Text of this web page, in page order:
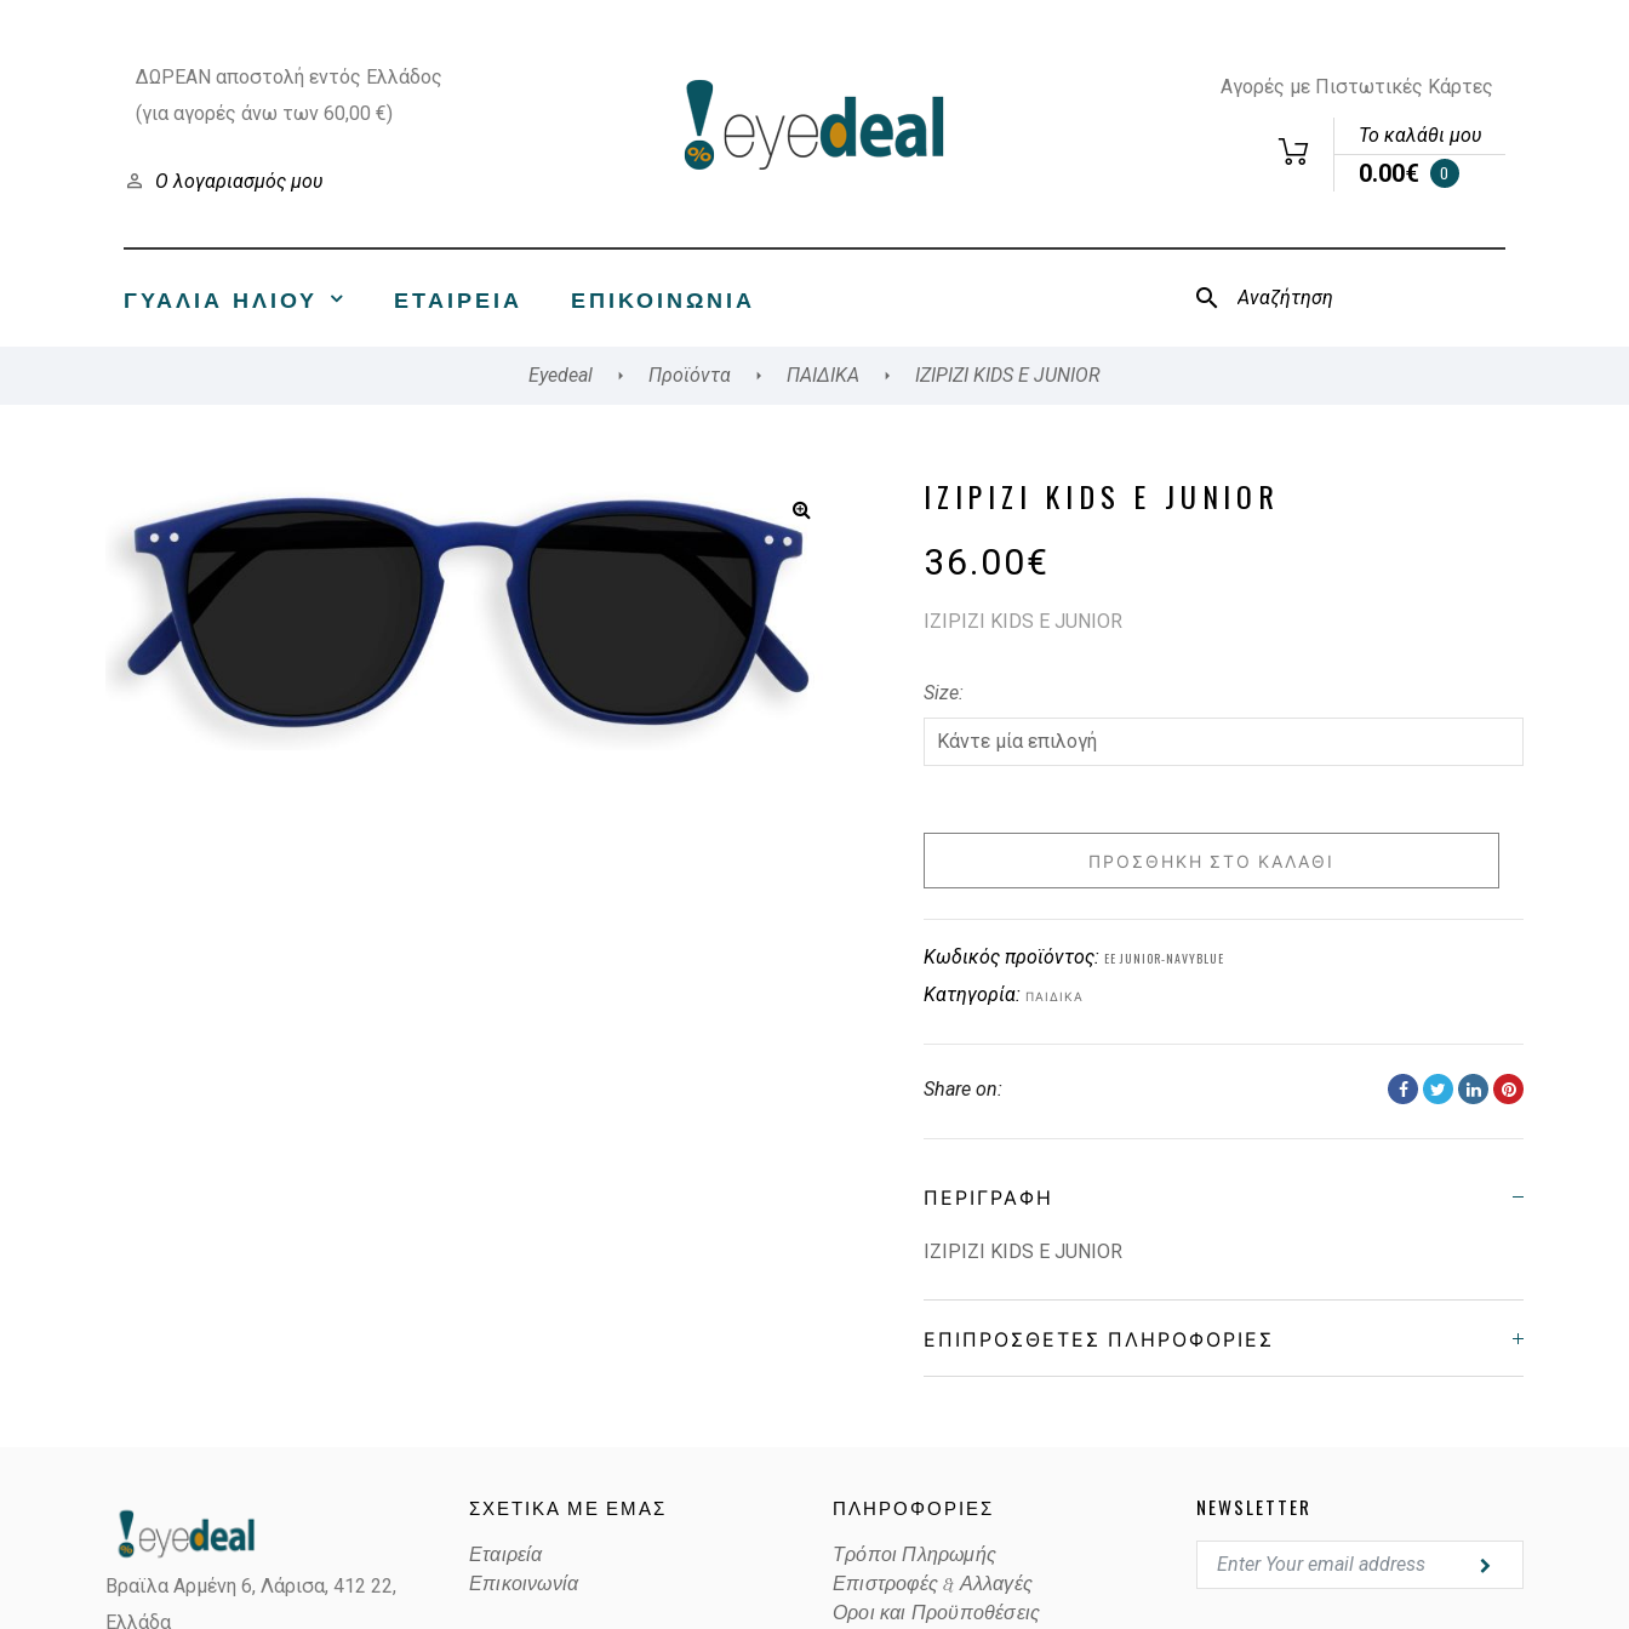
ΔΩΡΕΑΝ αποστολή εντός Ελλάδος
(για αγορές άνω των 60,00 €)
Ο λογαριασμός μου
Αγορές με Πιστωτικές Κάρτες
Το καλάθι μου
0.00€ 0
ΓΥΑΛΙΑ ΗΛΙΟΥ ΕΤΑΙΡΕΊΑ ΕΠΙΚΟΙΝΩΝΊΑ
Eyedeal Προϊόντα ΠΑΙΔΙΚΑ IZIPIZI KIDS E JUNIOR
IZIPIZI KIDS E JUNIOR
36.00€
IZIPIZI KIDS E JUNIOR
Size
ΠΡΟΣΘΉΚΗ ΣΤΟ ΚΑΛΆΘΙ
Κωδικός προϊόντος: EE JUNIOR-NAVYBLUE
Κατηγορία: ΠΑΙΔΙΚΑ
Share on:
ΠΕΡΙΓΡΑΦΉ
IZIPIZI KIDS E JUNIOR
ΕΠΙΠΡΌΣΘΕΤΕΣ ΠΛΗΡΟΦΟΡΊΕΣ
Lens Color
Βραϊλα Αρμένη 6, Λάρισα, 412 22,
Ελλάδα
ΣΧΕΤΙΚΑ ΜΕ ΕΜΑΣ
Εταιρεία
Επικοινωνία
ΠΛΗΡΟΦΟΡΙΕΣ
Τρόποι Πληρωμής
Επιστροφές & Αλλαγές
Οροι και Προϋποθέσεις
NEWSLETTER